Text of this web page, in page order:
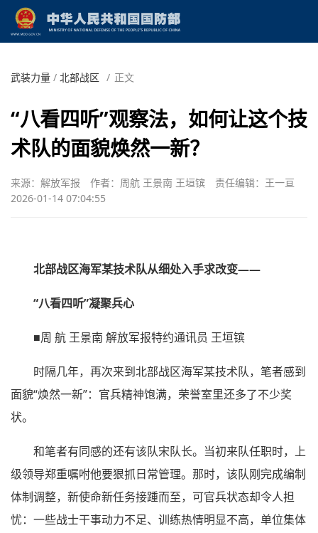
武装力量 / 北部战区 / 正文
“八看四听”观察法，如何让这个技
术队的面貌焕然一新？
来源：解放军报 作者：周航 王景南 王垣镔
责任编辑：王一亘
2026-01-14 07:04:55
北部战区海军某技术队从细处入手求改变——
“八看四听”凝聚兵心
■周 航 王景南 解放军报特约通讯员 王垣镔
时隔几年，再次来到北部战区海军某技术队，笔者感到
面貌“焕然一新”：官兵精神饱满，荣誉室里还多了不少奖
状。
和笔者有同感的还有该队宋队长。当初来队任职时，上
级领导郑重嘱咐他要狠抓日常管理。那时，该队刚完成编制
体制调整，新使命新任务接踵而至，可官兵状态却令人担
忧：一些战士干事动力不足、训练热情明显不高，单位集体